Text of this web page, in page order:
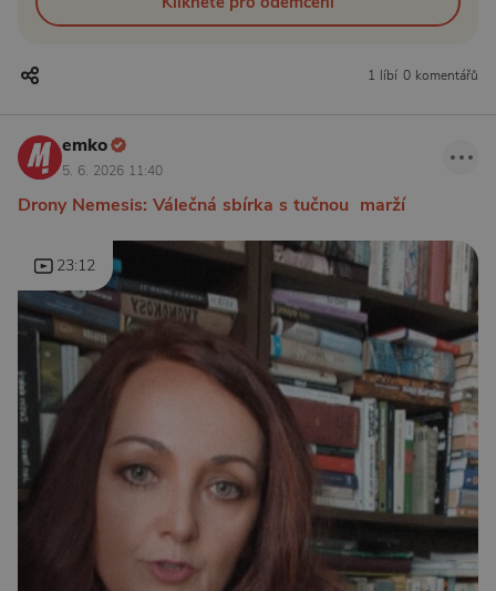
1 líbí 0 komentářů
emko
5. 6. 2026 11:40
Drony Nemesis: Válečná sbírka s tučnou marží
23:12